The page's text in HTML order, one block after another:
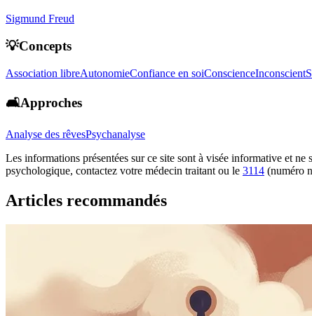
Sigmund Freud
💡Concepts
Association libreAutonomieConfiance en soiConscienceInconscient
🛋️Approches
Analyse des rêvesPsychanalyse
Les informations présentées sur ce site sont à visée informative et
psychologique, contactez votre médecin traitant ou le 3114 (numéro
Articles recommandés